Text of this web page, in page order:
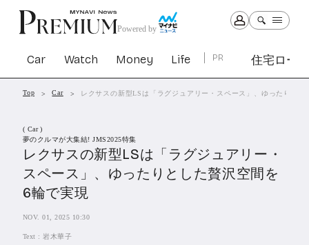
Powered by
Car Watch Money Life PR 住宅ロー
Car Watch
PR
住宅ローン
SBIネオトレード証券
Top Car レクサスの新型LSは「ラグジュアリー・スペース」、ゆったりとし
( Car )
夢のクルマが大集結! JMS2025特集
レクサスの新型LSは「ラグジュアリー・
スペース」、ゆったりとした贅沢空間を
6輪で実現
NOV. 01, 2025 10:30
Text : 岩木華子